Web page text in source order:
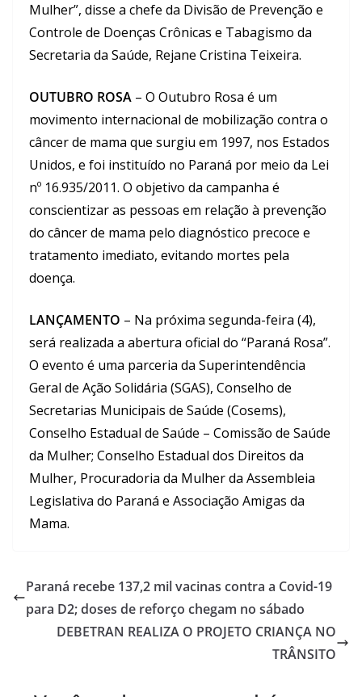
Mulher”, disse a chefe da Divisão de Prevenção e
Controle de Doenças Crônicas e Tabagismo da
Secretaria da Saúde, Rejane Cristina Teixeira.
OUTUBRO ROSA – O Outubro Rosa é um
movimento internacional de mobilização contra o
câncer de mama que surgiu em 1997, nos Estados
Unidos, e foi instituído no Paraná por meio da Lei
nº 16.935/2011. O objetivo da campanha é
conscientizar as pessoas em relação à prevenção
do câncer de mama pelo diagnóstico precoce e
tratamento imediato, evitando mortes pela
doença.
LANÇAMENTO – Na próxima segunda-feira (4),
será realizada a abertura oficial do “Paraná Rosa”.
O evento é uma parceria da Superintendência
Geral de Ação Solidária (SGAS), Conselho de
Secretarias Municipais de Saúde (Cosems),
Conselho Estadual de Saúde – Comissão de Saúde
da Mulher; Conselho Estadual dos Direitos da
Mulher, Procuradoria da Mulher da Assembleia
Legislativa do Paraná e Associação Amigas da
Mama.
Paraná recebe 137,2 mil vacinas contra a Covid-19
para D2; doses de reforço chegam no sábado
DEBETRAN REALIZA O PROJETO CRIANÇA NO
TRÂNSITO